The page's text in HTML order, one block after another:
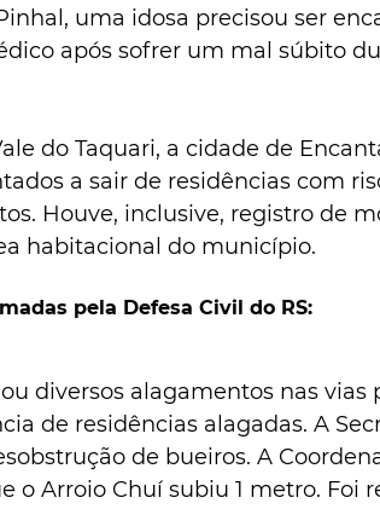
uma idosa precisou ser
após sofrer um mal súbito
do Taquari, a cidade de
a sair de residências com
Houve, inclusive, registro de
habitacional do município.
pela Defesa Civil do RS:
diversos alagamentos nas vias
de residências alagadas. A
de bueiros. A
o Arroio Chuí subiu 1 metro. Foi